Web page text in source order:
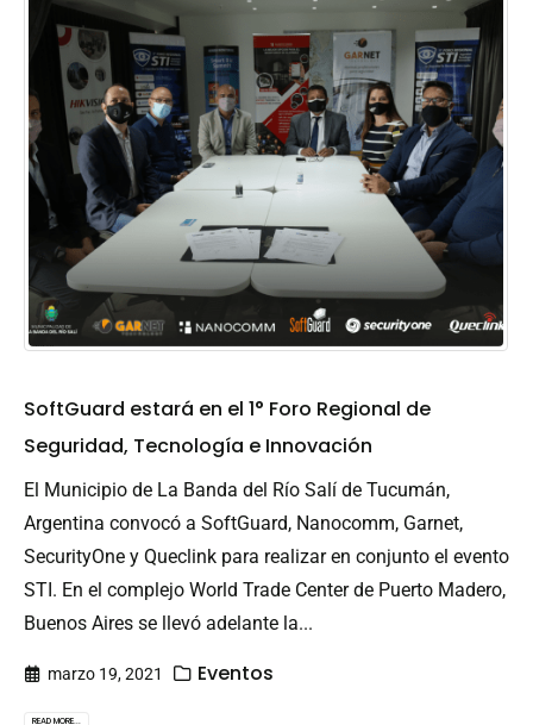
SoftGuard estará en el 1° Foro Regional de
Seguridad, Tecnología e Innovación
El Municipio de La Banda del Río Salí de Tucumán,
Argentina convocó a SoftGuard, Nanocomm, Garnet,
SecurityOne y Queclink para realizar en conjunto el evento
STI. En el complejo World Trade Center de Puerto Madero,
Buenos Aires se llevó adelante la...
marzo 19, 2021 Eventos
READ MORE...